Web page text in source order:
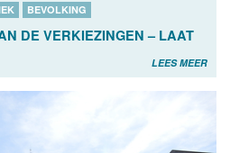
BEVOLKING
DE VERKIEZINGEN – LAAT
LEES MEER